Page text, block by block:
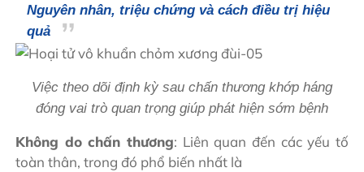
Nguyên nhân, triệu chứng và cách điều trị hiệu
quả
Việc theo dõi định kỳ sau chấn thương khớp háng
đóng vai trò quan trọng giúp phát hiện sớm bệnh
Không do chấn thương: Liên quan đến các yếu tố
toàn thân, trong đó phổ biến nhất là